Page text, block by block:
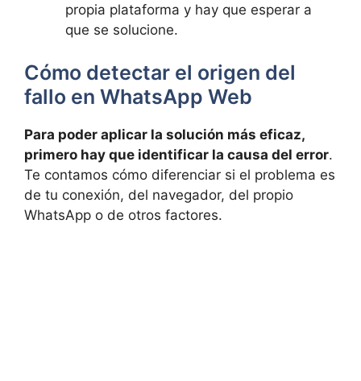
propia plataforma y hay que esperar a
que se solucione.
Cómo detectar el origen del
fallo en WhatsApp Web
Para poder aplicar la solución más eficaz,
primero hay que identificar la causa del error.
Te contamos cómo diferenciar si el problema es
de tu conexión, del navegador, del propio
WhatsApp o de otros factores.